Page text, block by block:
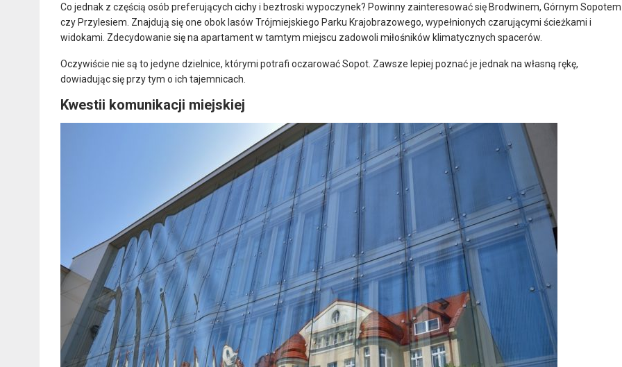
Co jednak z częścią osób preferujących cichy i beztroski wypoczynek? Powinny zainteresować się Brodwinem, Górnym Sopotem
czy Przylesiem. Znajdują się one obok lasów Trójmiejskiego Parku Krajobrazowego, wypełnionych czarującymi ścieżkami i
widokami. Zdecydowanie się na apartament w tamtym miejscu zadowoli miłośników klimatycznych spacerów.
Oczywiście nie są to jedyne dzielnice, którymi potrafi oczarować Sopot. Zawsze lepiej poznać je jednak na własną rękę,
dowiadując się przy tym o ich tajemnicach.
Kwestii komunikacji miejskiej